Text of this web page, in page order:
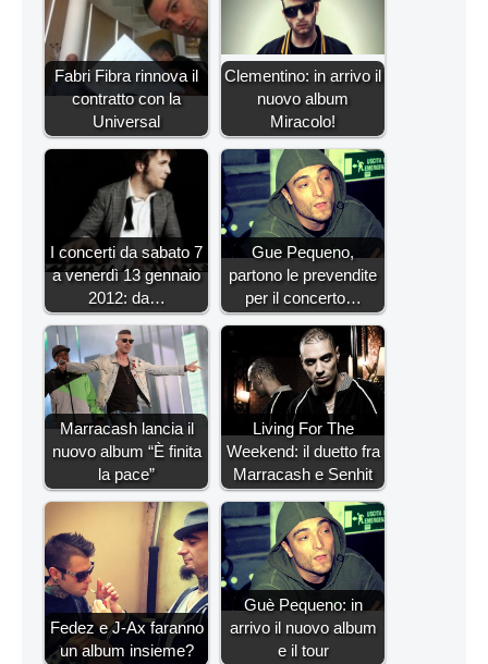
Fabri Fibra rinnova il
contratto con la
Universal
Clementino: in arrivo il
nuovo album
Miracolo!
I concerti da sabato 7
a venerdì 13 gennaio
2012: da…
Gue Pequeno,
partono le prevendite
per il concerto…
Marracash lancia il
nuovo album “È finita
la pace”
Living For The
Weekend: il duetto fra
Marracash e Senhit
Fedez e J-Ax faranno
un album insieme?
Guè Pequeno: in
arrivo il nuovo album
e il tour